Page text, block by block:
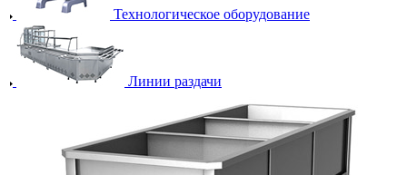
Технологическое оборудование
Линии раздачи